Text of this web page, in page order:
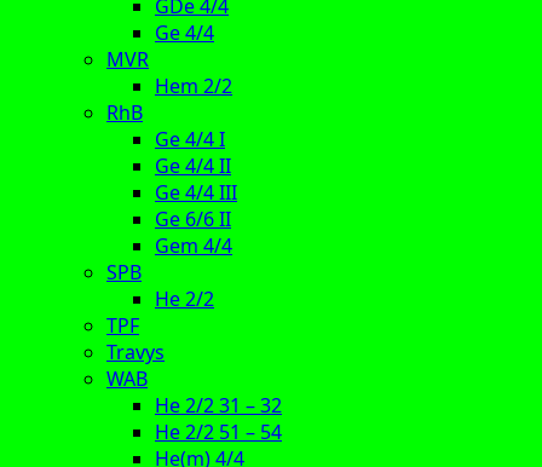
GDe 4/4
Ge 4/4
MVR
Hem 2/2
RhB
Ge 4/4 I
Ge 4/4 II
Ge 4/4 III
Ge 6/6 II
Gem 4/4
SPB
He 2/2
TPF
Travys
WAB
He 2/2 31 – 32
He 2/2 51 – 54
He(m) 4/4